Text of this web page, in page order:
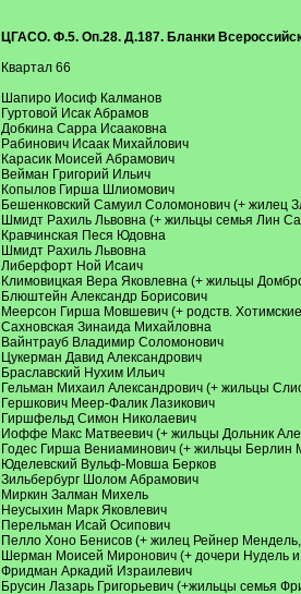
ЦГАСО. Ф.5. Оп.28. Д.187. Бланки
Квартал 66
Шапиро Иосиф Калманов
Гуртовой Исак Абрамов
Добкина Сарра Исааковна
Рабинович Исаак Михайлович
Карасик Моисей Абрамович
Вейман Григорий Ильич
Копылов Гирша Шлиомович
Бешенковский Самуил Соломонович (+ жилец
Шмидт Рахиль Львовна (+ жильцы семья Лин
Кравчинская Песя Юдовна
Шмидт Рахиль Львовна
Либерфорт Ной Исаич
Климовицкая Вера Яковлевна (+ жильцы
Блюштейн Александр Борисович
Меерсон Гирша Мовшевич (+ родств.
Сахновская Зинаида Михайловна
Вайнтрауб Владимир Соломонович
Цукерман Давид Александрович
Браславский Нухим Ильич
Гельман Михаил Александрович (+ жильцы
Гершкович Меер-Фалик Лазикович
Гиршфельд Симон Николаевич
Иоффе Макс Матвеевич (+ жильцы Дольник
Годес Гирша Вениаминович (+ жильцы Берлин
Юделевский Вульф-Мовша Берков
Зильбербург Шолом Абрамович
Миркин Залман Михель
Неусыхин Марк Яковлевич
Перельман Исай Осипович
Пелло Хоно Бенисов (+ жилец Рейнер
Шерман Моисей Миронович (+ дочери Нудель
Фридман Аркадий Израилевич
Брусин Лазарь Григорьевич (+жильцы семья